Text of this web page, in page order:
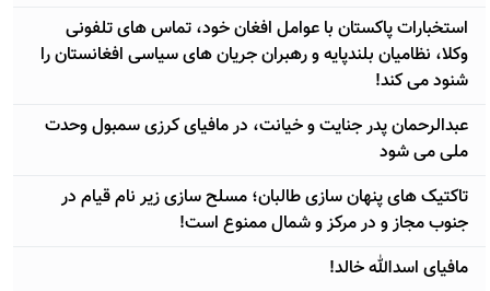
استخبارات پاکستان با عوامل افغان خود، تماس های تلفونی
وکلا، نظامیان بلندپایه و رهبران جریان های سیاسی افغانستان را
شنود می کند!
عبدالرحمان پدر جنایت و خیانت، در مافیای کرزی سمبول وحدت
ملی می شود
تاکتیک های پنهان سازی طالبان؛ مسلح سازی زیر نام قیام در
جنوب مجاز و در مرکز و شمال ممنوع است!
مافیای اسدالله خالد!